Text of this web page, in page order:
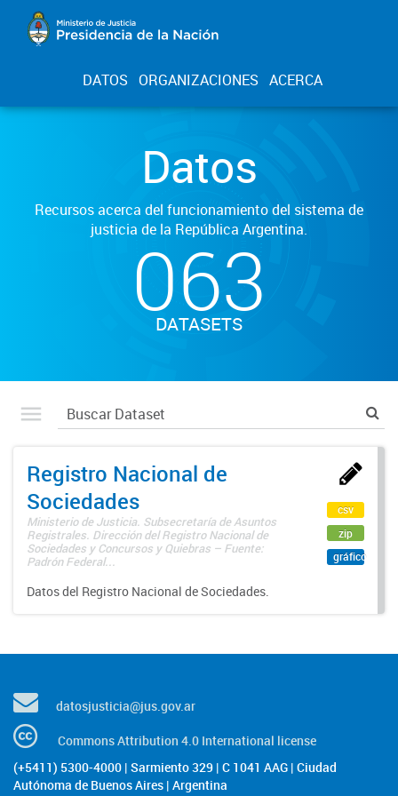
DATOS ORGANIZACIONES ACERCA
Datos
Recursos acerca del funcionamiento del sistema de
justicia de la República Argentina.
063
DATASETS
Registro Nacional de
Sociedades
Ministerio de Justicia. Subsecretaría de Asuntos
Registrales. Dirección del Registro Nacional de
Sociedades y Concursos y Quiebras – Fuente:
Padrón Federal...
Datos del Registro Nacional de Sociedades.
csv
zip
gráfico
datosjusticia@jus.gov.ar
Commons Attribution 4.0 International license
(+5411) 5300-4000 | Sarmiento 329 | C 1041 AAG | Ciudad
Autónoma de Buenos Aires | Argentina